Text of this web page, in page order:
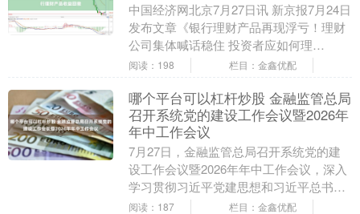
中国经济网北京7月27日讯 新京报7月24日
发布文章《银行理财产品再现浮亏！理财
公司集体喊话稳住 投资者应如何理
财？》。文章称，近期，拥有多年投资经
阅读：198 栏目：金鑫优配
哪个平台可以杠杆炒股 金融监管总局
召开系统党的建设工作会议暨2026年
年中工作会议
7月27日，金融监管总局召开系统党的建
设工作会议暨2026年年中工作会议，深入
学习贯彻习近平党建思想和习近平总书记
在庆祝中国共产党成立105周年大会上的
阅读：187 栏目：金鑫优配